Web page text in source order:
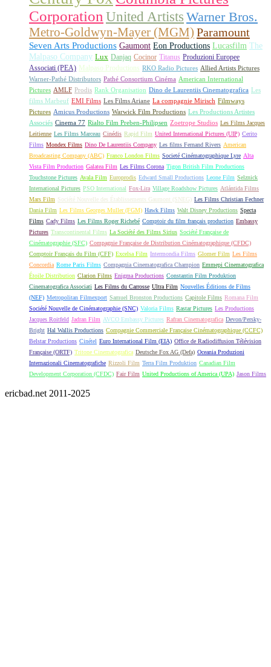
Corporation United Artists Warner Bros.
Metro-Goldwyn-Mayer (MGM) Paramount
Seven Arts Productions Gaumont Eon Productions Lucasfilm The
Malpaso Company Lux Danjaq Cocinor Titanus Produzioni Europee
Associati (PEA) Malpaso Productions RKO Radio Pictures Allied Artists Pictures
Warner-Pathé Distributors Pathé Consortium Cinéma American International
Pictures AMLF Prodis Rank Organisation Dino de Laurentiis Cinematografica Les
films Marbeuf EMI Films Les Films Ariane La compagnie Mirisch Filmways
Pictures Amicus Productions Warwick Film Productions Les Productions Artistes
Associés Cinema 77 Rialto Film Preben-Philipsen Zoetrope Studios Les Films Jacques
Leitienne Les Films Marceau Cinédis Rapid Film United International Pictures (UIP) Cerito
Films Mondex Films Dino De Laurentiis Company Les films Fernand Rivers American
Broadcasting Company (ABC) Franco London Films Societé Cinématographique Lyre Alta
Vista Film Production Galatea Film Les Films Corona Tigon British Film Productions
Touchstone Pictures Avala Film Europrodis Edward Small Productions Leone Film Selznick
International Pictures PSO International Fox-Lira Village Roadshow Pictures Atlántida Films
Mars Film Société Nouvelle des Établissements Gaumont (SNEG) Les Films Christian Fechner
Dania Film Les Films Georges Muller (FGM) Hawk Films Walt Disney Productions Specta
Films Cady Films Les Films Roger Richebé Comptoir du film français production Embassy
Pictures Transcontinental Films La Société des Films Sirius Société Française de
Cinématographie (SFC) Compagnie Française de Distribution Cinématographique (CFDC)
Comptoir Français du Film (CFF) Excelsa Film Intermondia Films Glomer Film Les Films
Concordia Rome Paris Films Compagnia Cinematografica Champion Emmepi Cinematografica
Étoile Distribution Clarion Films Enigma Productions Constantin Film Produktion
Cinematografica Associati Les Films du Carrosse Ultra Film Nouvelles Éditions de Films
(NEF) Metropolitan Filmexport Samuel Bronston Productions Capitole Films Romana Film
Société Nouvelle de Cinématographie (SNC) Valoria Films Rastar Pictures Les Productions
Jacques Roitfeld Jadran Film AVCO Embassy Pictures Rafran Cinematografica Devon/Persky-
Bright Hal Wallis Productions Compagnie Commerciale Française Cinématographique (CCFC)
Belstar Productions Cinétel Euro International Film (EIA) Office de Radiodiffusion Télévision
Française (ORTF) Tritone Cinematografica Deutsche Fox AG (Defa) Oceania Produzioni
Internazionali Cinematografiche Rizzoli Film Terra Film Produktion Canadian Film
Development Corporation (CFDC) Fair Film United Productions of America (UPA) Jason Films
ericbad.net 2011-2025